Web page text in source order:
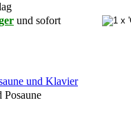
und sofort
und Klavier